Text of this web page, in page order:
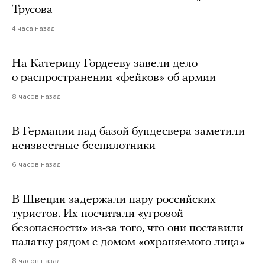
Трусова
4 часа назад
На Катерину Гордееву завели дело
о распространении «фейков» об армии
8 часов назад
В Германии над базой бундесвера заметили
неизвестные беспилотники
6 часов назад
В Швеции задержали пару российских
туристов. Их посчитали «угрозой
безопасности» из-за того, что они поставили
палатку рядом с домом «охраняемого лица»
8 часов назад